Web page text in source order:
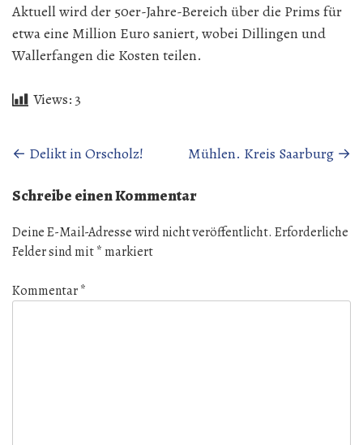
Aktuell wird der 50er-Jahre-Bereich über die Prims für
etwa eine Million Euro saniert, wobei Dillingen und
Wallerfangen die Kosten teilen.
Views: 3
Beitragsnavigation
← Delikt in Orscholz! Mühlen. Kreis Saarburg →
Schreibe einen Kommentar
Deine E-Mail-Adresse wird nicht veröffentlicht. Erforderliche
Felder sind mit* markiert
Kommentar*